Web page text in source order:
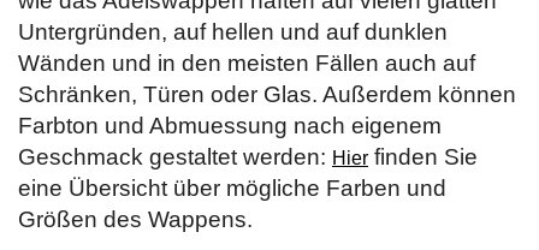
Untergründen, auf hellen und auf dunklen
Wänden und in den meisten Fällen auch auf
Schränken, Türen oder Glas. Außerdem können
Farbton und Abmuessung nach eigenem
Geschmack gestaltet werden: Hier finden Sie
eine Übersicht über mögliche Farben und
Größen des Wappens.